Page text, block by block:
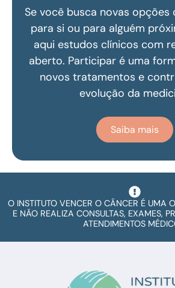
Se você busca novas
para si ou para alguém
aqui estudos clínicos com
aberto. Participar é uma
novos tratamentos e
evolução da
Saiba mais
O INSTITUTO VENCER O CÂNCER É UMA
E NÃO REALIZA CONSULTAS, EXAMES,
ATENDIMENTOS